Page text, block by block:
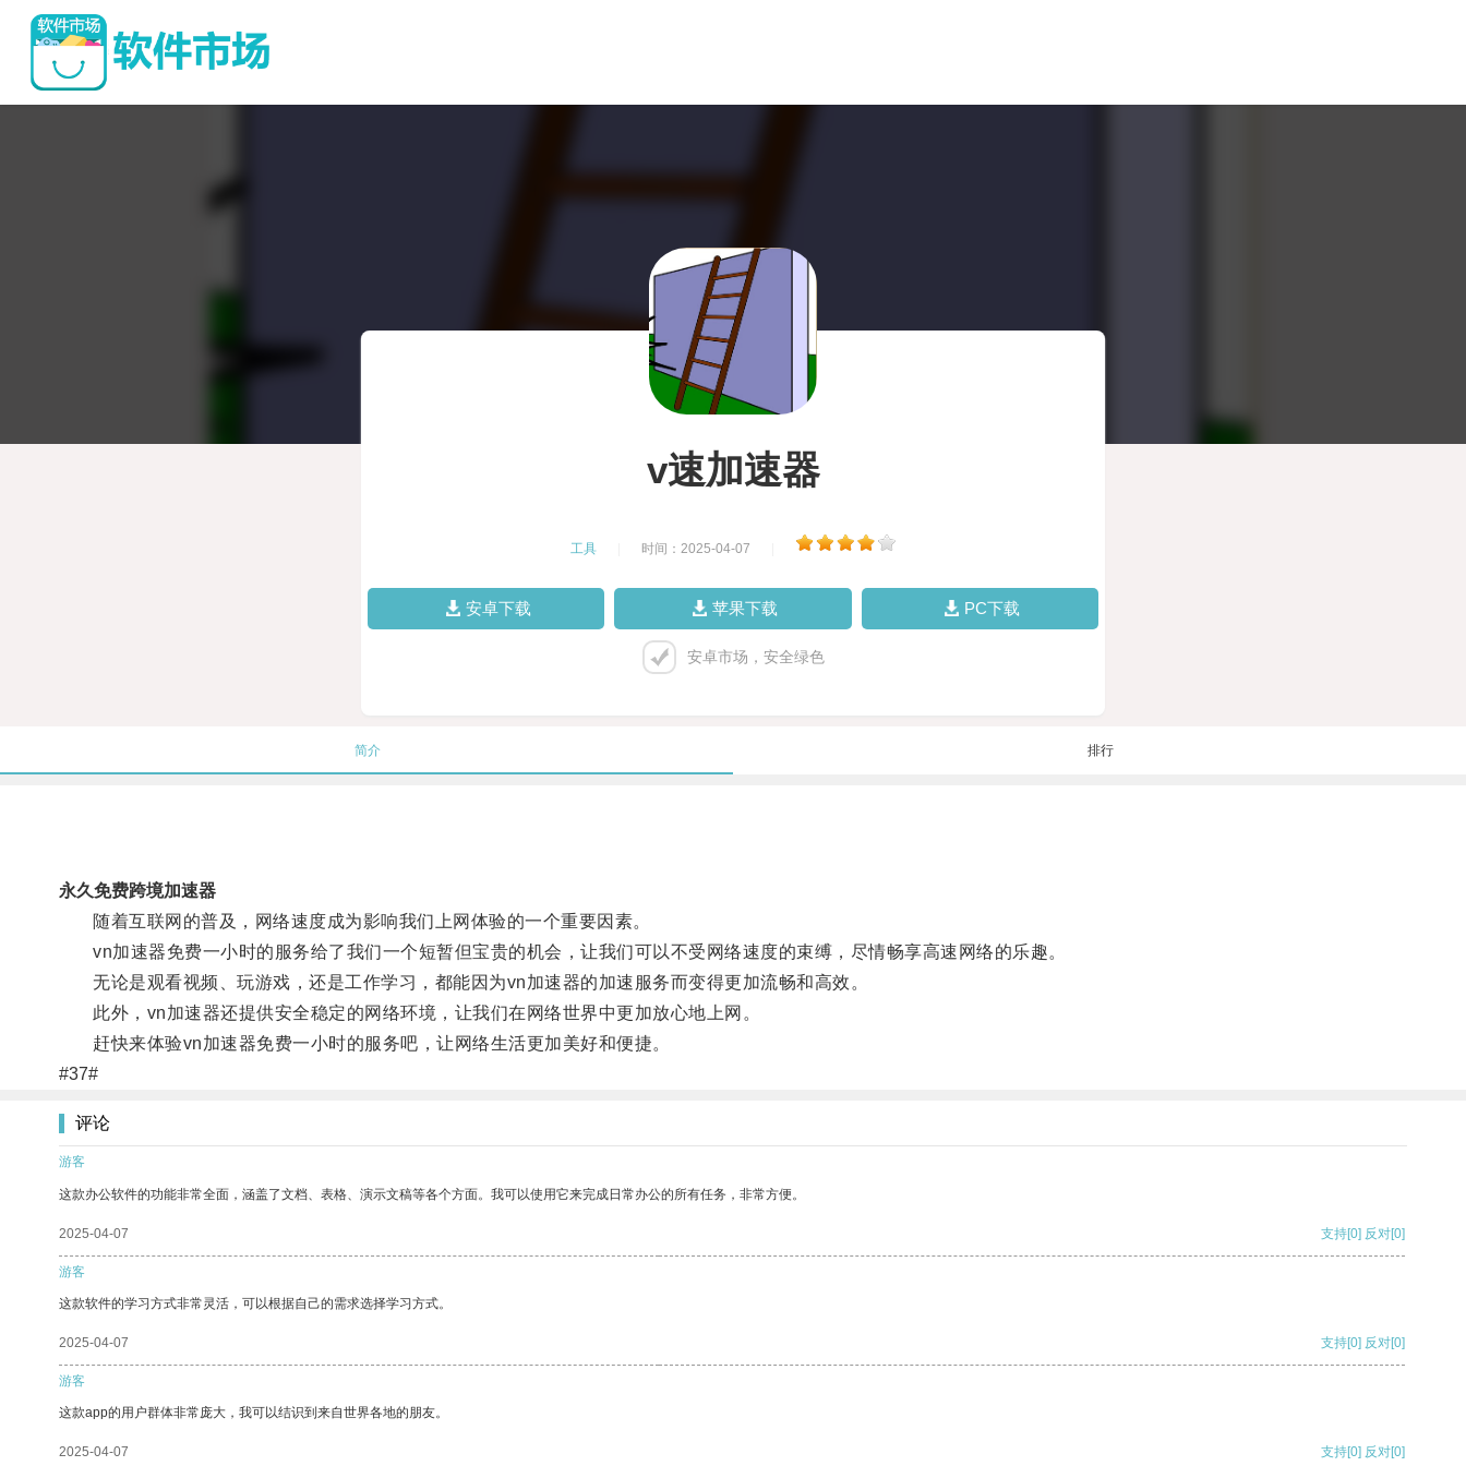
v速加速器
工具 时间：2025-04-07
安卓下载 苹果下载 PC下载
安卓市场，安全绿色
简介 排行
永久免费跨境加速器
随着互联网的普及，网络速度成为影响我们上网体验的一个重要因素。
vn加速器免费一小时的服务给了我们一个短暂但宝贵的机会，让我们可以不受网络速度的束缚，尽情畅享高速网络的乐趣。
无论是观看视频、玩游戏，还是工作学习，都能因为vn加速器的加速服务而变得更加流畅和高效。
此外，vn加速器还提供安全稳定的网络环境，让我们在网络世界中更加放心地上网。
赶快来体验vn加速器免费一小时的服务吧，让网络生活更加美好和便捷。
#37#
评论
游客
这款办公软件的功能非常全面，涵盖了文档、表格、演示文稿等各个方面。我可以使用它来完成日常办公的所有任务，非常方便。
2025-04-07 支持[0] 反对[0]
游客
这款软件的学习方式非常灵活，可以根据自己的需求选择学习方式。
2025-04-07 支持[0] 反对[0]
游客
这款app的用户群体非常庞大，我可以结识到来自世界各地的朋友。
2025-04-07 支持[0] 反对[0]